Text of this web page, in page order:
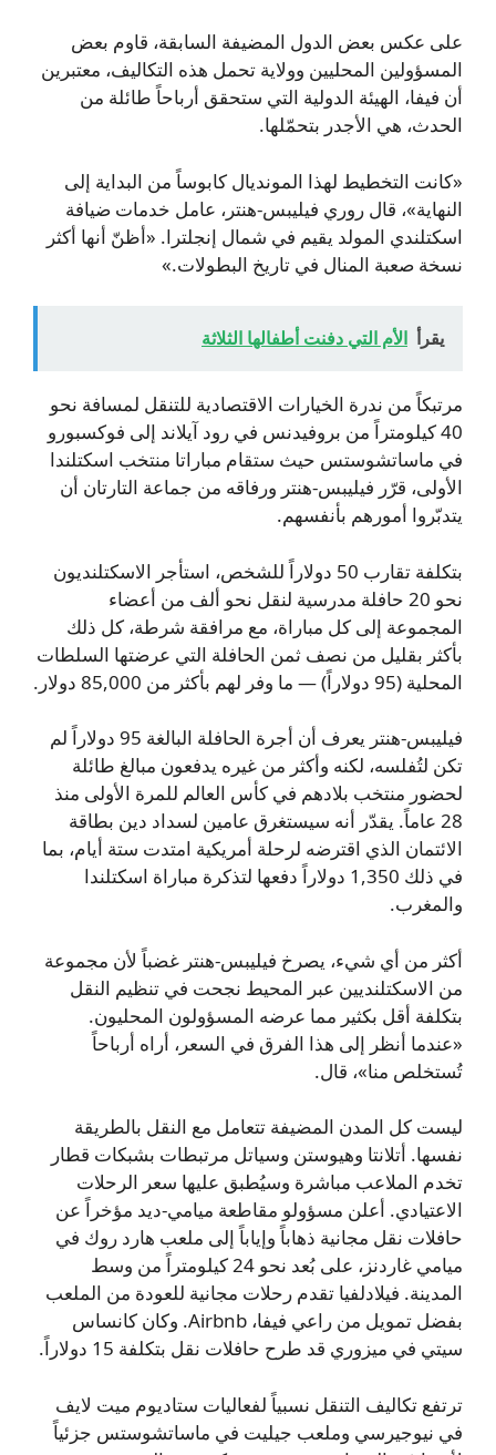
على عكس بعض الدول المضيفة السابقة، قاوم بعض
المسؤولين المحليين وولاية تحمل هذه التكاليف، معتبرين
أن فيفا، الهيئة الدولية التي ستحقق أرباحاً طائلة من
الحدث، هي الأجدر بتحمّلها.
«كانت التخطيط لهذا المونديال كابوساً من البداية إلى
النهاية»، قال روري فيليبس-هنتر، عامل خدمات ضيافة
اسكتلندي المولد يقيم في شمال إنجلترا. «أظنّ أنها أكثر
نسخة صعبة المنال في تاريخ البطولات.»
يقرأ الأم التي دفنت أطفالها الثلاثة
مرتبكاً من ندرة الخيارات الاقتصادية للتنقل لمسافة نحو
40 كيلومتراً من بروفيدنس في رود آيلاند إلى فوكسبورو
في ماساتشوستس حيث ستقام مباراتا منتخب اسكتلندا
الأولى، قرّر فيليبس-هنتر ورفاقه من جماعة التارتان أن
يتدبّروا أمورهم بأنفسهم.
بتكلفة تقارب 50 دولاراً للشخص، استأجر الاسكتلنديون
نحو 20 حافلة مدرسية لنقل نحو ألف من أعضاء
المجموعة إلى كل مباراة، مع مرافقة شرطة، كل ذلك
بأكثر بقليل من نصف ثمن الحافلة التي عرضتها السلطات
المحلية (95 دولاراً) — ما وفر لهم بأكثر من 85,000 دولار.
فيليبس-هنتر يعرف أن أجرة الحافلة البالغة 95 دولاراً لم
تكن لتُفلسه، لكنه وأكثر من غيره يدفعون مبالغ طائلة
لحضور منتخب بلادهم في كأس العالم للمرة الأولى منذ
28 عاماً. يقدّر أنه سيستغرق عامين لسداد دين بطاقة
الائتمان الذي اقترضه لرحلة أمريكية امتدت ستة أيام، بما
في ذلك 1,350 دولاراً دفعها لتذكرة مباراة اسكتلندا
والمغرب.
أكثر من أي شيء، يصرخ فيليبس-هنتر غضباً لأن مجموعة
من الاسكتلنديين عبر المحيط نجحت في تنظيم النقل
بتكلفة أقل بكثير مما عرضه المسؤولون المحليون.
«عندما أنظر إلى هذا الفرق في السعر، أراه أرباحاً
تُستخلص منا»، قال.
ليست كل المدن المضيفة تتعامل مع النقل بالطريقة
نفسها. أتلانتا وهيوستن وسياتل مرتبطات بشبكات قطار
تخدم الملاعب مباشرة وسيُطبق عليها سعر الرحلات
الاعتيادي. أعلن مسؤولو مقاطعة ميامي-ديد مؤخراً عن
حافلات نقل مجانية ذهاباً وإياباً إلى ملعب هارد روك في
ميامي غاردنز، على بُعد نحو 24 كيلومتراً من وسط
المدينة. فيلادلفيا تقدم رحلات مجانية للعودة من الملعب
بفضل تمويل من راعي فيفا، Airbnb. وكان كانساس
سيتي في ميزوري قد طرح حافلات نقل بتكلفة 15 دولاراً.
ترتفع تكاليف التنقل نسبياً لفعاليات ستاديوم ميت لايف
في نيوجيرسي وملعب جيليت في ماساتشوستس جزئياً